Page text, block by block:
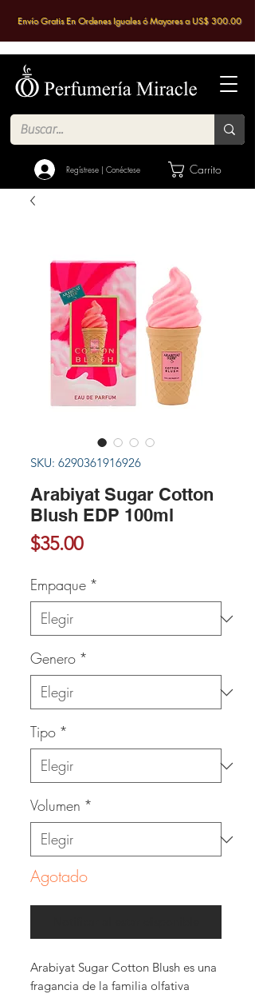
Regístrese | Conéctese Carrito
Envío Gratis En Ordenes Iguales ó Mayores a US$ 300.00
SKU: 6290361916926
Arabiyat Sugar Cotton
Blush EDP 100ml
$35.00Precio
Empaque *
Genero *
Tipo *
Volumen *
Agotado
Arabiyat Sugar Cotton Blush es una
fragancia de la familia olfativa